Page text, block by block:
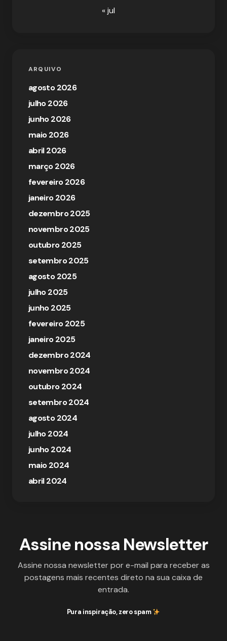
« jul
ARQUIVO
agosto 2026
julho 2026
junho 2026
maio 2026
abril 2026
março 2026
fevereiro 2026
janeiro 2026
dezembro 2025
novembro 2025
outubro 2025
setembro 2025
agosto 2025
julho 2025
junho 2025
fevereiro 2025
janeiro 2025
dezembro 2024
novembro 2024
outubro 2024
setembro 2024
agosto 2024
julho 2024
junho 2024
maio 2024
abril 2024
Assine nossa Newsletter
Assine nossa newsletter por e-mail para receber as
postagens mais recentes direto na sua caixa de
entrada.
Pura inspiração, zero spam